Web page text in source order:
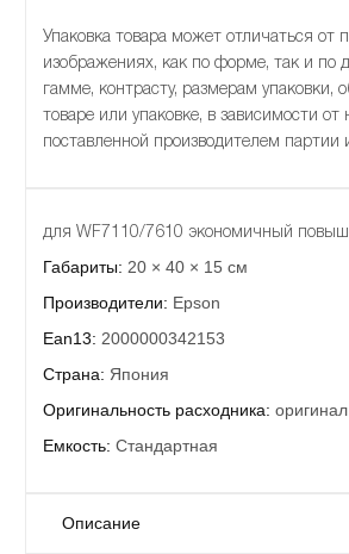
Упаковка товара может отличаться от
изображениях, как по форме, так и по
гамме, контрасту, размерам упаковки,
товаре или упаковке, в зависимости от
поставленной производителем партии
для WF7110/7610 экономичный
Габариты: 20 × 40 × 15 см
Производители: Epson
Ean13: 2000000342153
Страна: Япония
Оригинальность расходника: оригинал
Емкость: Стандартная
Описание